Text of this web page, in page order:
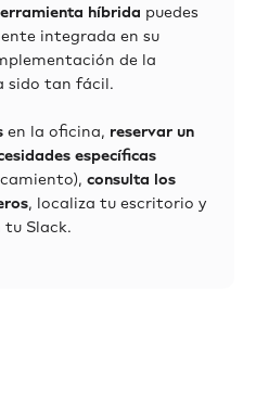
híbrida puedes
integrada en su
de la
sido tan fácil.
en la oficina, reservar un
específicas
consulta los
, localiza tu escritorio y
tu Slack.